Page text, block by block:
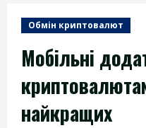
Обмін криптовалют
Мобільні
найкращих